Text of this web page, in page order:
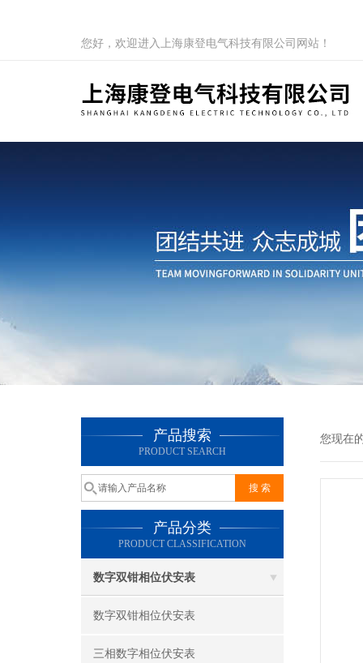
您好，欢迎进入上海康登电气科技有限公司网站！
产品搜索
PRODUCT SEARCH
产品分类
PRODUCT CLASSIFICATION
数字双钳相位伏安表
数字双钳相位伏安表
三相数字相位伏安表
您现在